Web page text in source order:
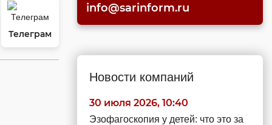
Телеграм
info@sarinform.ru
Новости компаний
30 июля 2026, 10:40
Эзофагоскопия у детей: что это за